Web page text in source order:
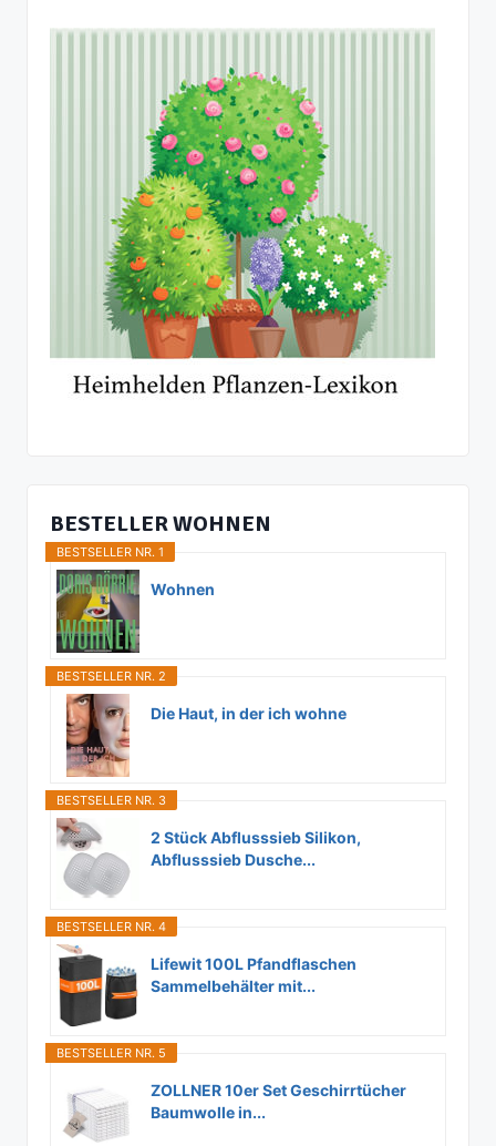
BESTELLER WOHNEN
BESTSELLER NR. 1
Wohnen
BESTSELLER NR. 2
Die Haut, in der ich wohne
BESTSELLER NR. 3
2 Stück Abflusssieb Silikon,
Abflusssieb Dusche...
BESTSELLER NR. 4
Lifewit 100L Pfandflaschen
Sammelbehälter mit...
BESTSELLER NR. 5
ZOLLNER 10er Set Geschirrtücher
Baumwolle in...